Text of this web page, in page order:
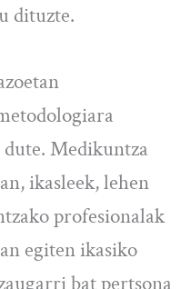
dituzte.
Medikuntza
ikasleek, lehen
profesionalak
egiten ikasiko